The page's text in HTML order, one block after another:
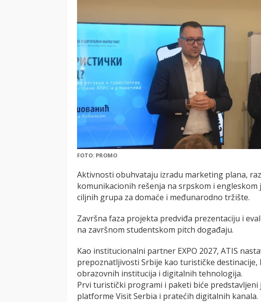
FOTO: PROMO
Aktivnosti obuhvataju izradu marketing plana,
komunikacionih rešenja na srpskom i
ciljnih grupa za domaće i međunarodno tržište.
Završna faza projekta predviđa prezentaciju i
na završnom studentskom pitch događaju.
Kao institucionalni partner EXPO 2027, ATIS
prepoznatljivosti Srbije kao turističke
obrazovnih institucija i digitalnih tehnologija.
Prvi turistički programi i paketi biće
platforme Visit Serbia i pratećih digitalnih kanala.